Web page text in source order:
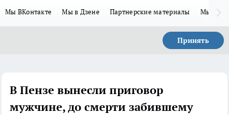
Мы ВКонтакте Мы в Дзене Партнерские материалы Мы в
Принять
В Пензе вынесли приговор
мужчине, до смерти забившему